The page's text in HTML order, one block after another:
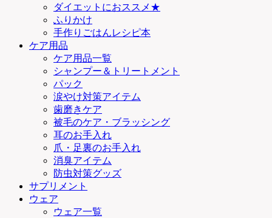
ダイエットにおススメ★
ふりかけ
手作りごはんレシピ本
ケア用品
ケア用品一覧
シャンプー＆トリートメント
パック
涙やけ対策アイテム
歯磨きケア
被毛のケア・ブラッシング
耳のお手入れ
爪・足裏のお手入れ
消臭アイテム
防虫対策グッズ
サプリメント
ウェア
ウェア一覧